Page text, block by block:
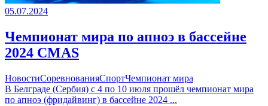
05.07.2024
Чемпионат мира по апноэ в бассейне
2024 CMAS
НовостиСоревнованияСпортЧемпионат мира
В Белграде (Сербия) с 4 по 10 июля прошёл чемпионат мира
по апноэ (фридайвинг) в бассейне 2024 ...